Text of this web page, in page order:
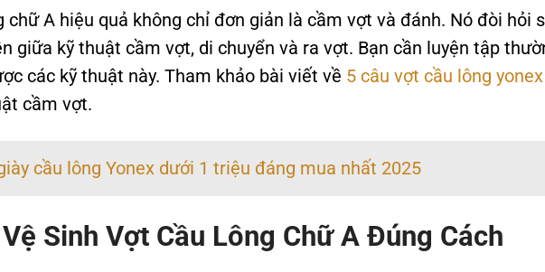
chữ A hiệu quả không chỉ đơn giản là cầm vợt và đánh. Nó đòi hỏi
giữa kỹ thuật cầm vợt, di chuyển và ra vợt. Bạn cần luyện tập
các kỹ thuật này. Tham khảo bài viết về 5 câu vợt cầu lông yonex
cầm vợt.
cầu lông Yonex dưới 1 triệu đáng mua nhất 2025
Sinh Vợt Cầu Lông Chữ A Đúng Cách